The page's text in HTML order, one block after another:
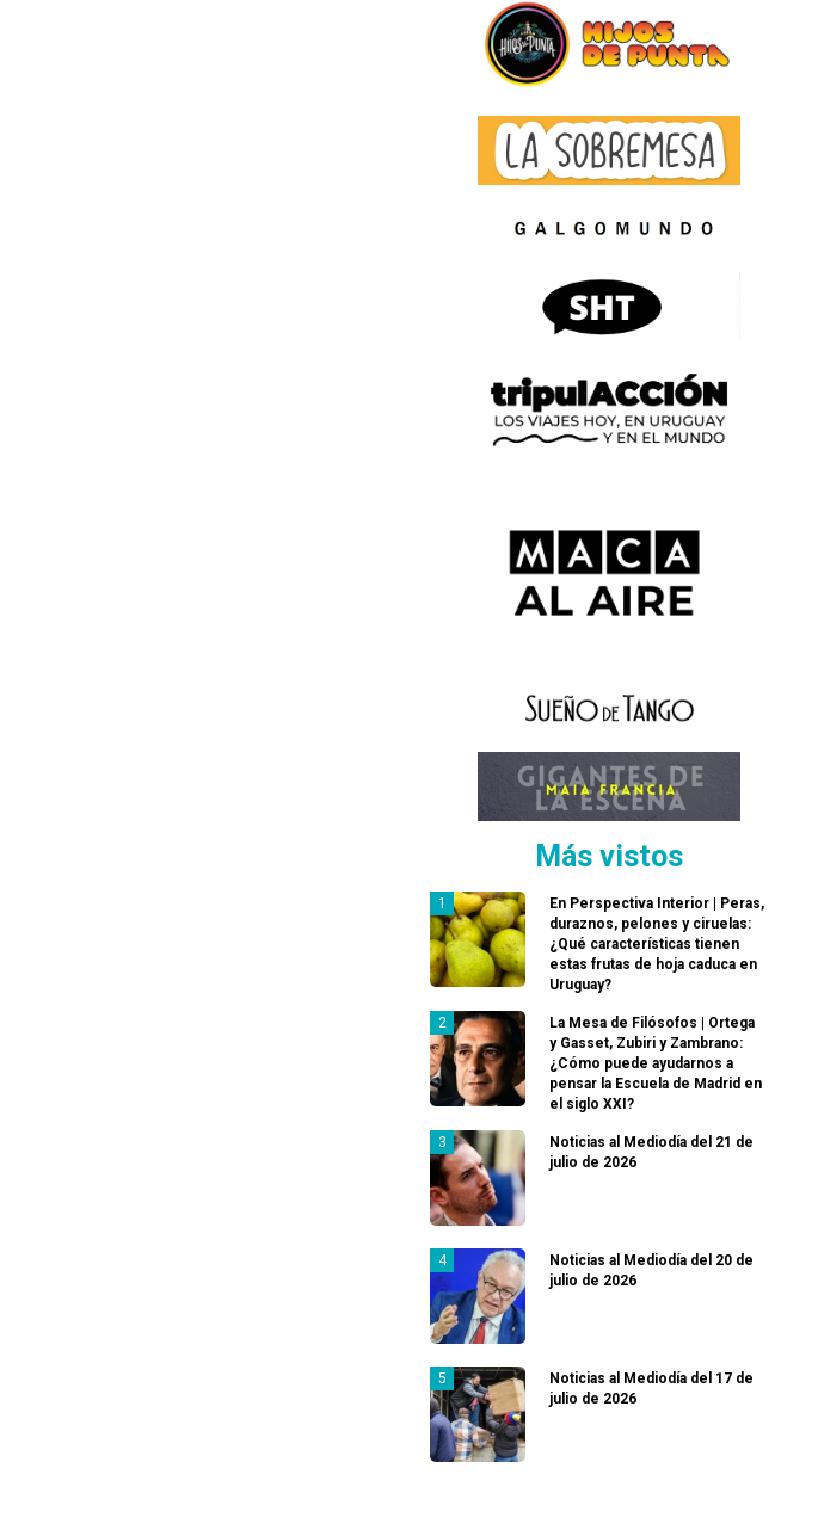
Más vistos
En Perspectiva Interior | Peras,
duraznos, pelones y ciruelas:
¿Qué características tienen
estas frutas de hoja caduca en
Uruguay?
La Mesa de Filósofos | Ortega
y Gasset, Zubiri y Zambrano:
¿Cómo puede ayudarnos a
pensar la Escuela de Madrid en
el siglo XXI?
Noticias al Mediodía del 21 de
julio de 2026
Noticias al Mediodía del 20 de
julio de 2026
Noticias al Mediodía del 17 de
julio de 2026